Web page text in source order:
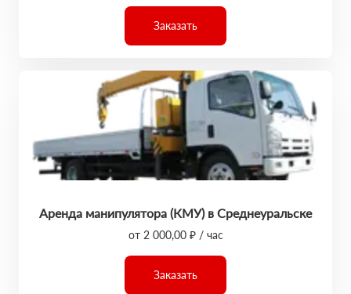
Заказать
Аренда манипулятора (КМУ) в Среднеуральске
от 2 000,00 ₽ / час
Заказать